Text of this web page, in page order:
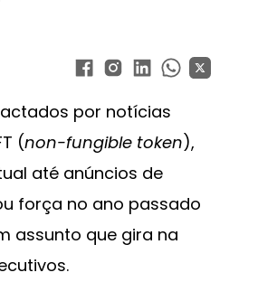
por notícias
(non-fungible token),
até anúncios de
força no ano passado
assunto que gira na